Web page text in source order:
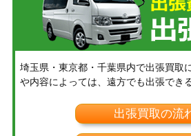
埼玉県・東京都・千葉県内で出張買取
や内容によっては、遠方でも出張でき
出張買取の流